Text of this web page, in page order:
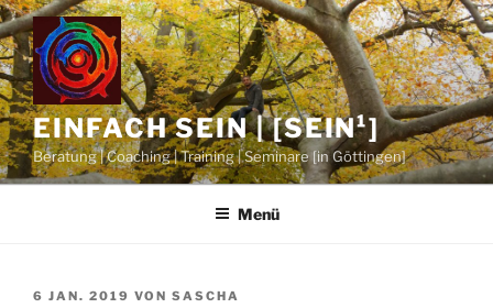
Zum
Inhalt
springen
EINFACH SEIN | [SEIN¹]
Beratung | Coaching | Training | Seminare [in Göttingen]
Menü
VERÖFFENTLICHT
6 JAN. 2019 VON SASCHA